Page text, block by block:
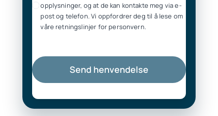
opplysninger, og at de kan kontakte meg via e-
post og telefon. Vi oppfordrer deg til å lese om
våre retningslinjer for personvern.
Send henvendelse